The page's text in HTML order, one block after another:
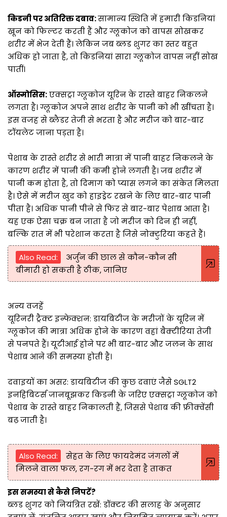
किडनी पर अतिरिक्त दबाव:सामान्य स्थिति में हमारी किडनियां
खून को फिल्टर करती हैं और ग्लूकोज को वापस सोखकर
शरीर में भेज देती हैं। लेकिन जब ब्लड शुगर का स्तर बहुत
अधिक हो जाता है, तो किडनियां सारा ग्लूकोज वापस नहीं सोख
पातीं।
ऑस्मोसिस:एक्सट्रा ग्लूकोज यूरिन के रास्ते बाहर निकलने
लगता है। ग्लूकोज अपने साथ शरीर के पानी को भी खींचता है।
इस वजह से ब्लैडर तेजी से भरता है और मरीज को बार-बार
टॉयलेट जाना पड़ता है।
पेशाब के रास्ते शरीर से भारी मात्रा में पानी बाहर निकलने के
कारण शरीर में पानी की कमी होने लगती है। जब शरीर में
पानी कम होता है, तो दिमाग को प्यास लगने का संकेत मिलता
है। ऐसे में मरीज खुद को हाइड्रेट रखने के लिए बार-बार पानी
पीता है। अधिक पानी पीने से फिर से बार-बार पेशाब आता है।
यह एक ऐसा चक्र बन जाता है जो मरीज को दिन ही नहीं,
बल्कि रात में भी परेशान करता है जिसे नोक्टुरिया कहते हैं।
Also Read:
अर्जुन की छाल से कौन-कौन सी
बीमारी हो सकती है ठीक, जानिए
अन्य वजहें
यूरिनरी ट्रैक्ट इन्फेक्शन: डायबिटीज के मरीजों के यूरिन में
ग्लूकोज की मात्रा अधिक होने के कारण वहां बैक्टीरिया तेजी
से पनपते हैं। यूटीआई होने पर भी बार-बार और जलन के साथ
पेशाब आने की समस्या होती है।
दवाइयों का असर: डायबिटीज की कुछ दवाएं जैसे SGLT2
इनहिबिटर्स जानबूझकर किडनी के जरिए एक्सट्रा ग्लूकोज को
पेशाब के रास्ते बाहर निकालती हैं, जिससे पेशाब की फ्रीक्वेंसी
बढ़ जाती है।
Also Read:
सेहत के लिए फायदेमंद जंगलों में
मिलने वाला फल, रग-रग में भर देता है ताकत
इस समस्या से कैसे निपटें?
ब्लड शुगर को नियंत्रित रखें: डॉक्टर की सलाह के अनुसार